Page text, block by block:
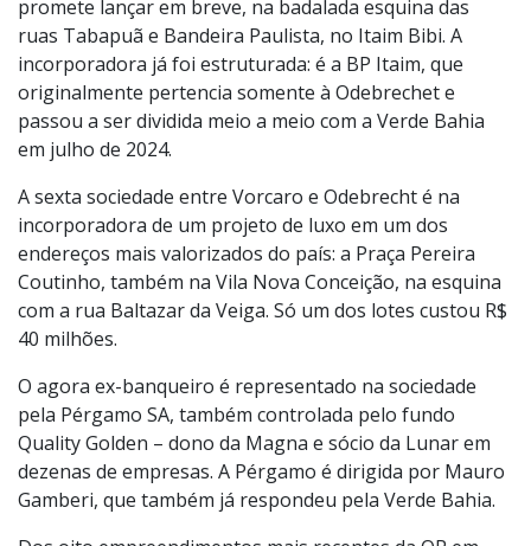
promete lançar em breve, na badalada esquina das
ruas Tabapuã e Bandeira Paulista, no Itaim Bibi. A
incorporadora já foi estruturada: é a BP Itaim, que
originalmente pertencia somente à Odebrechet e
passou a ser dividida meio a meio com a Verde Bahia
em julho de 2024.
A sexta sociedade entre Vorcaro e Odebrecht é na
incorporadora de um projeto de luxo em um dos
endereços mais valorizados do país: a Praça Pereira
Coutinho, também na Vila Nova Conceição, na esquina
com a rua Baltazar da Veiga. Só um dos lotes custou R$
40 milhões.
O agora ex-banqueiro é representado na sociedade
pela Pérgamo SA, também controlada pelo fundo
Quality Golden – dono da Magna e sócio da Lunar em
dezenas de empresas. A Pérgamo é dirigida por Mauro
Gamberi, que também já respondeu pela Verde Bahia.